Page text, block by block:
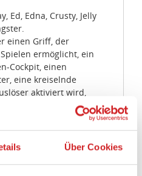
Über Cookies
Ed, Edna, Crusty, Jelly
einen Griff, der
ermöglicht, ein
Cockpit, einen
eine kreiselnde
aktiviert wird,
Menge Antennen.
Beine, eine
Schnellshooter.
Jays Morgenstern, Crustys
der Fischhammer des